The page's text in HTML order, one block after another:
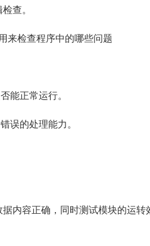
查。
检查程序中的哪些问题
正常运行。
的处理能力。
容正确，同时测试模块的运转